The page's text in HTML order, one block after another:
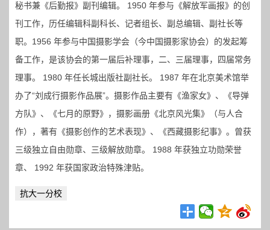
秘书兼《后勤报》副刊编辑。 1950 年参与《解放军画报》的创
刊工作，历任编辑科副科长、记者组长、副总编辑、副社长等
职。1956 年参与中国摄影学会（今中国摄影家协会）的发起筹
备工作，是该协会的第一届后补理事，二、三届理事，四届常务
理事。 1980 年任长城出版社副社长。 1987 年在北京美术馆举
办了“刘成行摄影作品展”。摄影作品主要有《渔家女》、《导弹
方队》、《七月的原野》，摄影画册《北京风光集》（与人合
作），著有《摄影创作的艺术表现》、《西藏摄影纪事》。曾获
三级独立自由勋章、三级解放勋章。 1988 年获独立功勋荣誉
章、 1992 年获国家政治特殊津贴。
抗大一分校